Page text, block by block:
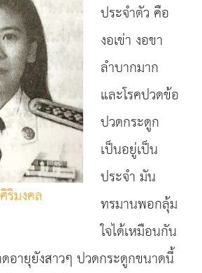
ริมงคล
ประจำตัว คือ
งอเข่า งอขา
ลำบากมาก
และโรคปวดข้อ
ปวดกระดูก
เป็นอยู่เป็น
ประจำ มัน
ทรมานพอกลุ้ม
ใจได้เหมือนกัน
อายุยังสาวๆ ปวดกระดูกขนาดนี้